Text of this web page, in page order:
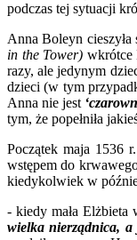
podczas tej sytuacji
Anna Boleyn
in the Tower) wkrótce
razy, ale jedynym
dzieci (w tym
Anna nie jest
tym, że popełniła
Początek maja 1536
wstępem do
kiedykolwiek w
- kiedy mała Elżbieta
wielka nierządnica,